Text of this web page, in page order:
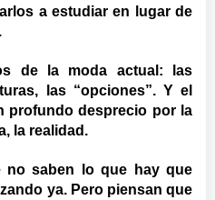
a estudiar en lugar de
de la moda actual: las
las “opciones”. Y el
profundo desprecio por la
la realidad.
no saben lo que hay que
ya. Pero piensan que